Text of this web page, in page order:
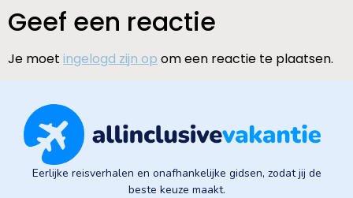
Geef een reactie
Je moet ingelogd zijn op om een reactie te plaatsen.
Eerlijke reisverhalen en onafhankelijke gidsen, zodat jij de
beste keuze maakt.